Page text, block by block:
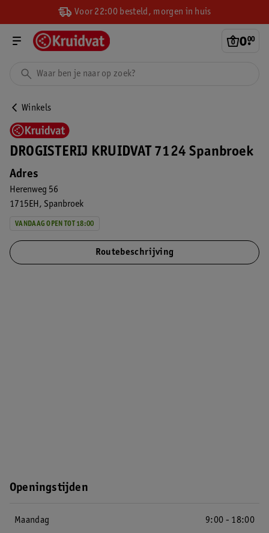
Voor 22:00 besteld, morgen in huis
0.
00
Winkels
DROGISTERIJ KRUIDVAT 7124 Spanbroek
Adres
Herenweg 56
1715EH
Spanbroek
VANDAAG OPEN TOT 18:00
Routebeschrijving
Openingstijden
Maandag
9:00 - 18:00